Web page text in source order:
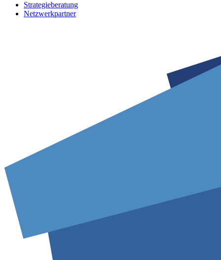
Strategieberatung
Netzwerkpartner